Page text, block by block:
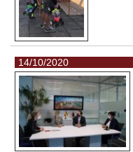
14/10/2020